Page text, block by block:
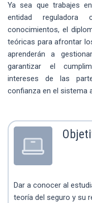
Ya sea que trabajes
entidad
conocimientos, el
teóricas para afrontar
aprenderán a
garantizar el
intereses de las
confianza en el sistema
Dar a conocer al
teoría del seguro y su